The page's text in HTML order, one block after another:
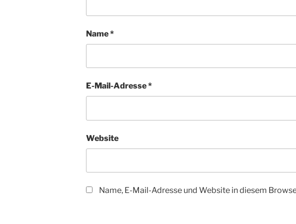
Name*
E-Mail-Adresse*
Website
Name, E-Mail-Adresse und Website in diesem